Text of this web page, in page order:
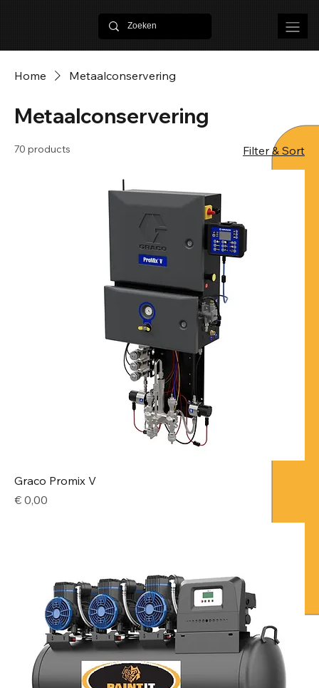
Home Metaalconservering
Metaalconservering
70 products Filter & Sort
Graco Promix V
Price
€ 0,00